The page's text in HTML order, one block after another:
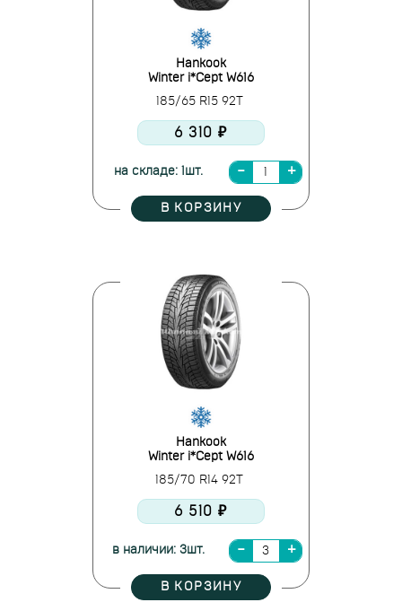
Hankook
Winter i*Cept W616
185/65 R15 92T
6 310 ₽
на складе: 1шт.
В КОРЗИНУ
Hankook
Winter i*Cept W616
185/70 R14 92T
6 510 ₽
в наличии: 3шт.
В КОРЗИНУ